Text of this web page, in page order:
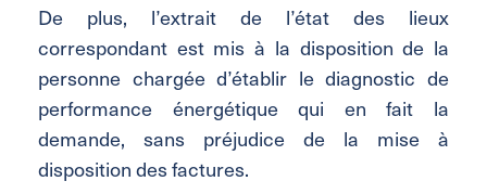
De plus, l’extrait de l’état des lieux
correspondant est mis à la disposition de la
personne chargée d’établir le diagnostic de
performance énergétique qui en fait la
demande, sans préjudice de la mise à
disposition des factures.